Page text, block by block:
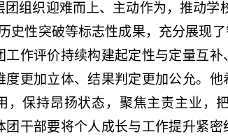
团组织迎难而上、主动作为，推动
史性突破等标志性成果，充分展现
工作评价持续构建起定性与定量互
度更加立体、结果判定更加公允。
，保持昂扬状态，聚焦主责主业，
团干部要将个人成长与工作提升紧